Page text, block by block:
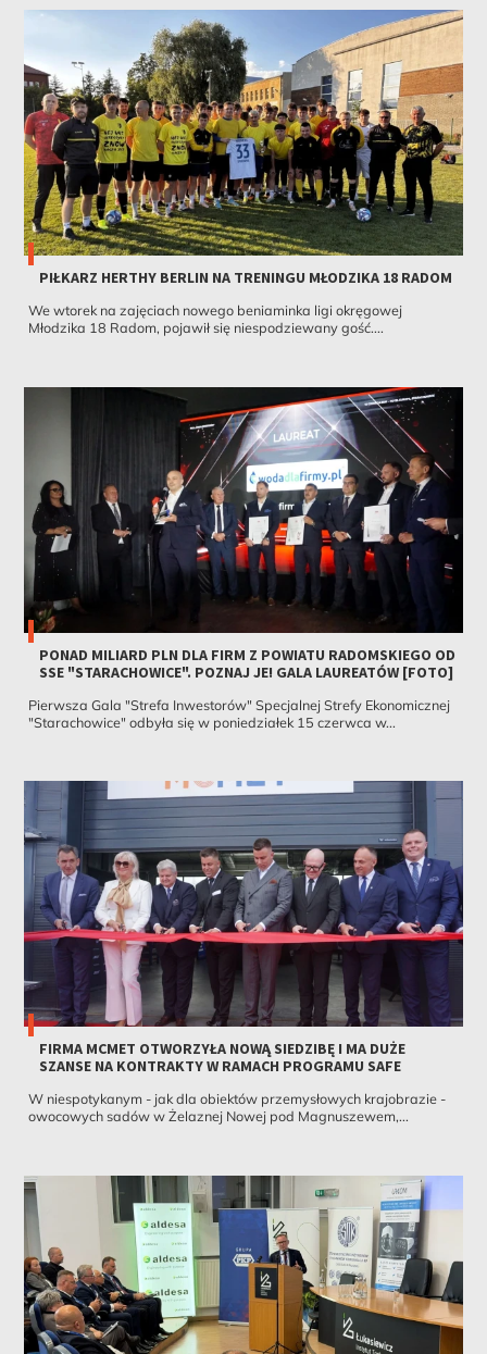
PIŁKARZ HERTHY BERLIN NA TRENINGU MŁODZIKA 18 RADOM
We wtorek na zajęciach nowego beniaminka ligi okręgowej
Młodzika 18 Radom, pojawił się niespodziewany gość....
PONAD MILIARD PLN DLA FIRM Z POWIATU RADOMSKIEGO OD
SSE "STARACHOWICE". POZNAJ JE! GALA LAUREATÓW [FOTO]
Pierwsza Gala "Strefa Inwestorów" Specjalnej Strefy Ekonomicznej
"Starachowice" odbyła się w poniedziałek 15 czerwca w...
FIRMA MCMET OTWORZYŁA NOWĄ SIEDZIBĘ I MA DUŻE
SZANSE NA KONTRAKTY W RAMACH PROGRAMU SAFE
W niespotykanym - jak dla obiektów przemysłowych krajobrazie -
owocowych sadów w Żelaznej Nowej pod Magnuszewem,...